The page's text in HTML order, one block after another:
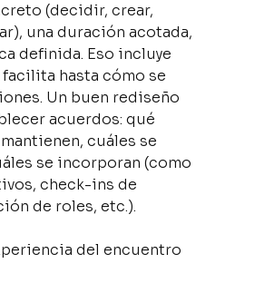
(decidir, crear,
una duración acotada,
definida. Eso incluye
hasta cómo se
Un buen rediseño
acuerdos: qué
cuáles se
se incorporan (como
check-ins de
de roles, etc.).
del encuentro